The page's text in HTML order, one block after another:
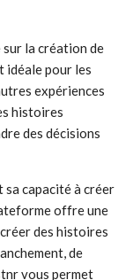
la création de
idéale pour les
expériences
histoires
des décisions
sa capacité à créer
offre une
des histoires
de
vous permet